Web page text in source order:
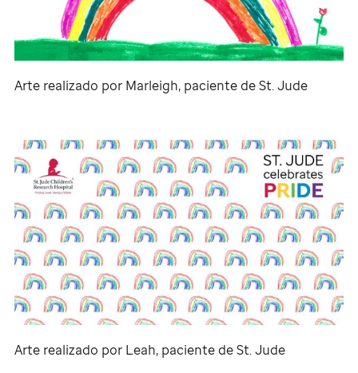
Arte realizado por Marleigh, paciente deSt. Jude
Arte realizado por Leah, paciente deSt. Jude